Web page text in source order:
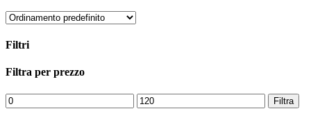
Filtri
Chiudi
filtri
Filtra per prezzo
Prezzo
Min
Prezzo
Max
Filtra